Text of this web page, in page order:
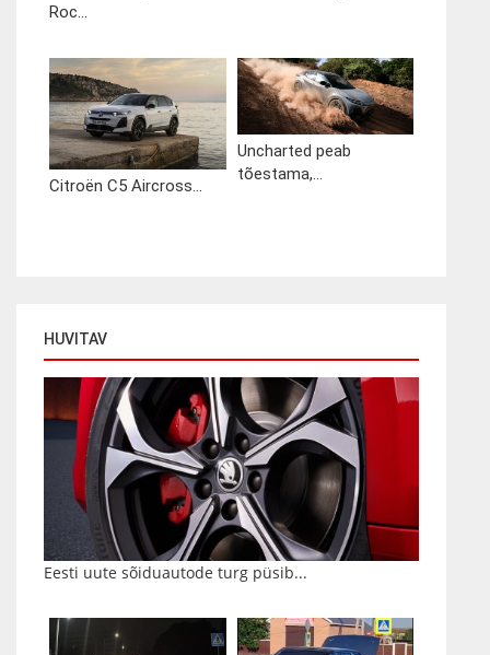
Roc...
Citroën C5 Aircross...
Uncharted peab
tõestama,...
HUVITAV
Eesti uute sõiduautode turg püsib...